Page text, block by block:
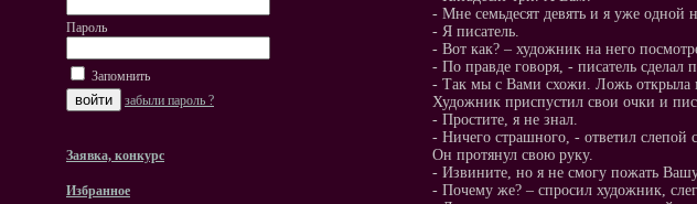
Пароль
Запомнить
забыли пароль ?
Заявка, конкурс
Избранное
- Мне семьдесят девять и я уже одной
- Я писатель.
- Вот как? – художник на него
- По правде говоря, - писатель сделал
- Так мы с Вами схожи. Ложь открыла
Художник приспустил свои очки и
- Простите, я не знал.
- Ничего страшного, - ответил
Он протянул свою руку.
- Извините, но я не смогу пожать
- Почему же? – спросил художник,